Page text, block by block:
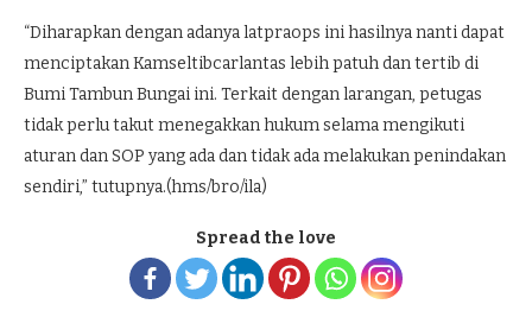
“Diharapkan dengan adanya latpraops ini hasilnya nanti dapat
menciptakan Kamseltibcarlantas lebih patuh dan tertib di
Bumi Tambun Bungai ini. Terkait dengan larangan, petugas
tidak perlu takut menegakkan hukum selama mengikuti
aturan dan SOP yang ada dan tidak ada melakukan penindakan
sendiri,” tutupnya.(hms/bro/ila)
Spread the love